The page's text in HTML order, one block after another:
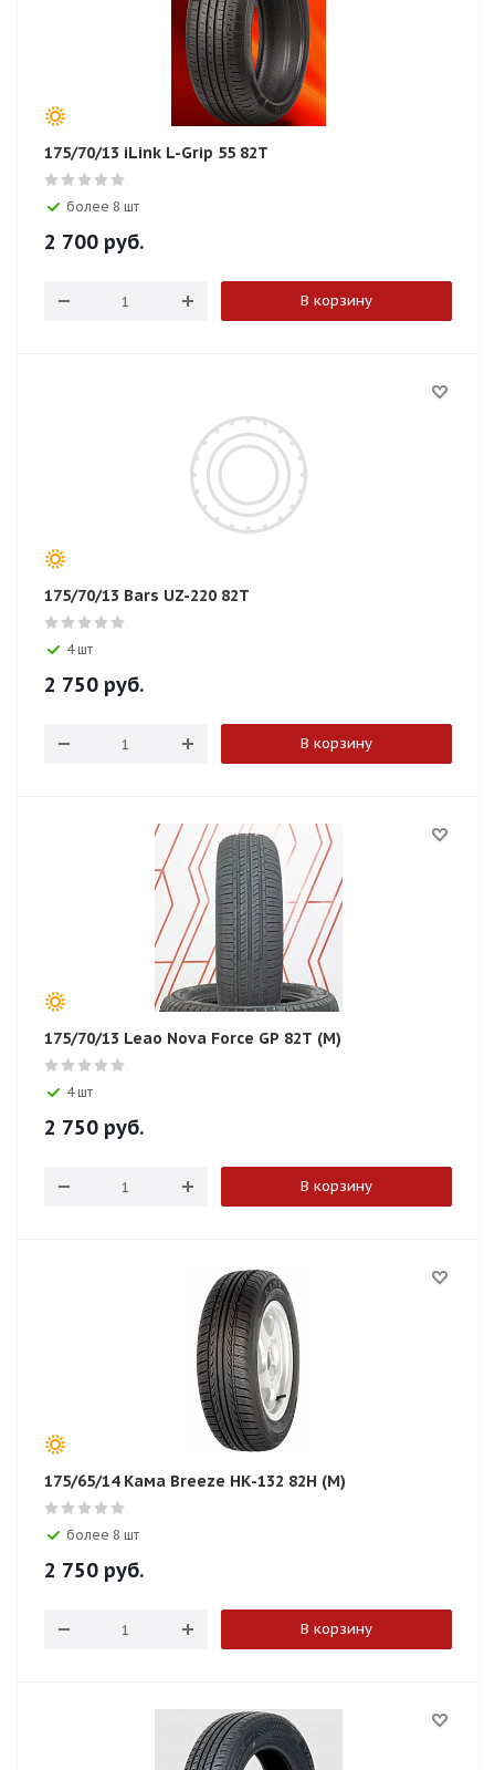
175/70/13 iLink L-Grip 55 82T
более 8 шт
2 700 руб.
В корзину
175/70/13 Bars UZ-220 82T
4 шт
2 750 руб.
В корзину
175/70/13 Leao Nova Force GP 82T (M)
4 шт
2 750 руб.
В корзину
175/65/14 Кама Breeze НК-132 82H (М)
более 8 шт
2 750 руб.
В корзину